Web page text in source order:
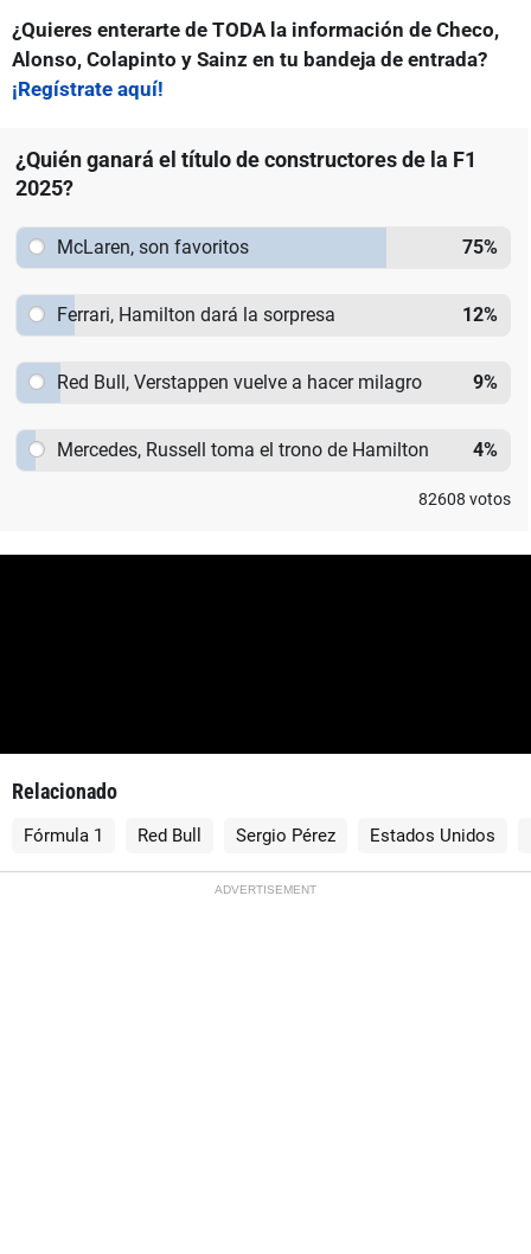
¿Quieres enterarte de TODA la información de Checo,
Alonso, Colapinto y Sainz en tu bandeja de entrada?
¡Regístrate aquí!
¿Quién ganará el título de constructores de la F1
2025?
McLaren, son favoritos 75%
Ferrari, Hamilton dará la sorpresa 12%
Red Bull, Verstappen vuelve a hacer milagro 9%
Mercedes, Russell toma el trono de Hamilton 4%
82608 votos
Relacionado
Fórmula 1 Red Bull Sergio Pérez Estados Unidos
ADVERTISEMENT